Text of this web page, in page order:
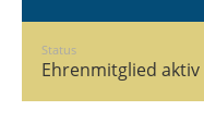
Status
Ehrenmitglied aktiv